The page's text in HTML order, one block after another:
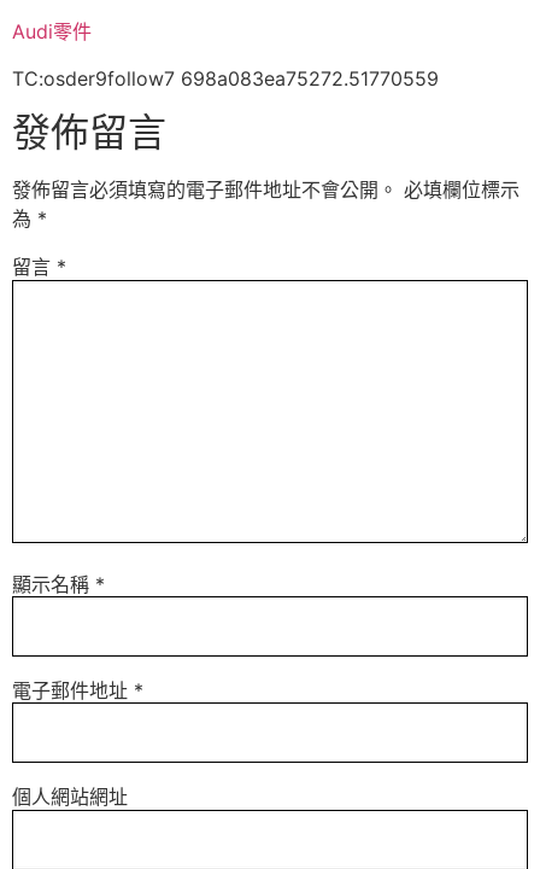
Audi零件
TC:osder9follow7 698a083ea75272.51770559
發佈留言
發佈留言必須填寫的電子郵件地址不會公開。 必填欄位標示
為 *
留言 *
顯示名稱 *
電子郵件地址 *
個人網站網址